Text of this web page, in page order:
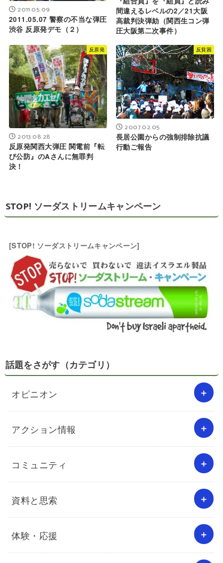
2011.05.09
2011.05.07 警察の不当な弾圧
渋谷 反原発デモ（２）
間違えるレベルの2／21大阪
高裁判決弾劾（関西生コン弾
圧大阪第二次事件）
反原発
2013.08.28
反原発関西大弾圧 関電前『転
び公防』のAさんに無罪判
決！
反貧困
2007.02.05
長居公園からの強制排除抗議
行動ご報告
STOP! ソーダストリームキャンペーン
[STOP! ソーダストリームキャンペーン]
話題をさがす（カテゴリ）
オピニオン
アクション情報
コミュニティ
資料と思索
体験・応援